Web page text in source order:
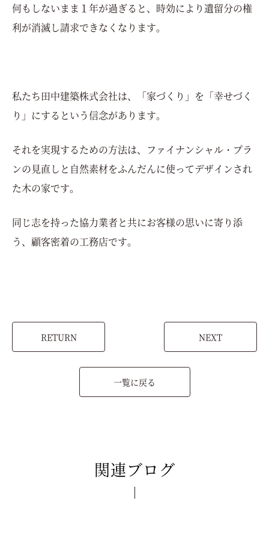
何もしないまま１年が過ぎると、時効により遺留分の権
利が消滅し請求できなくなります。
私たち田中建築株式会社は、
「家づくり」を「幸せづく
り」にするという信念があります。
それを実現するための方法は、
ファイナンシャル・プラ
ンの見直しと自然素材をふんだんに使ってデザインされ
た木の家です。
同じ志を持った協力業者と共にお客様の思いに寄り添
う、顧客密着の工務店です。
RETURN NEXT
一覧に戻る
関連ブログ